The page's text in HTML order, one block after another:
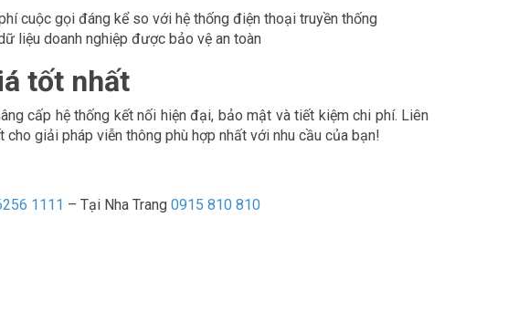
cuộc gọi đáng kể so với hệ thống điện thoại truyền thống
liệu doanh nghiệp được bảo vệ an toàn
tốt nhất
cấp hệ thống kết nối hiện đại, bảo mật và tiết kiệm chi phí. Liên
giải pháp viễn thông phù hợp nhất với nhu cầu của bạn!
1111 – Tại Nha Trang 0915 810 810